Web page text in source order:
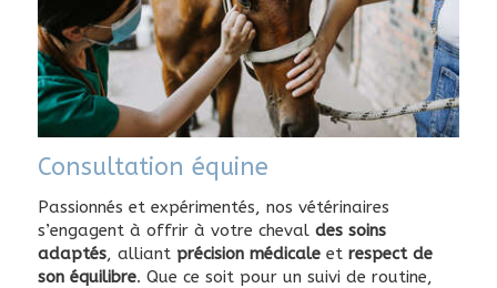
Consultation équine
Passionnés et expérimentés, nos vétérinaires
s’engagent à offrir à votre cheval des soins
adaptés, alliant précision médicale et respect de
son équilibre. Que ce soit pour un suivi de routine,